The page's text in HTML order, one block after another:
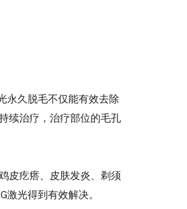
永久脱毛不仅能有效去除
续治疗，治疗部位的毛孔
皮疙瘩、皮肤发炎、剃须
光得到有效解决。